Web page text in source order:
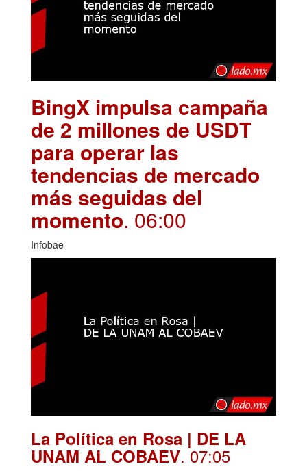
BingX impulsa campaña
de 2 millones de USDT
para operar las
tendencias de mercado
más seguidas del
momento. 06:00
Infobae
La Política en Rosa | DE LA
UNAM AL COBAEV. 07:05